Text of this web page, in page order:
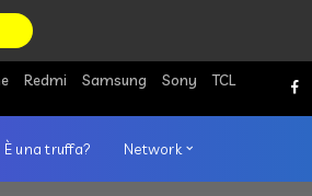
Redmi Samsung Sony
TCL
È una truffa? Network